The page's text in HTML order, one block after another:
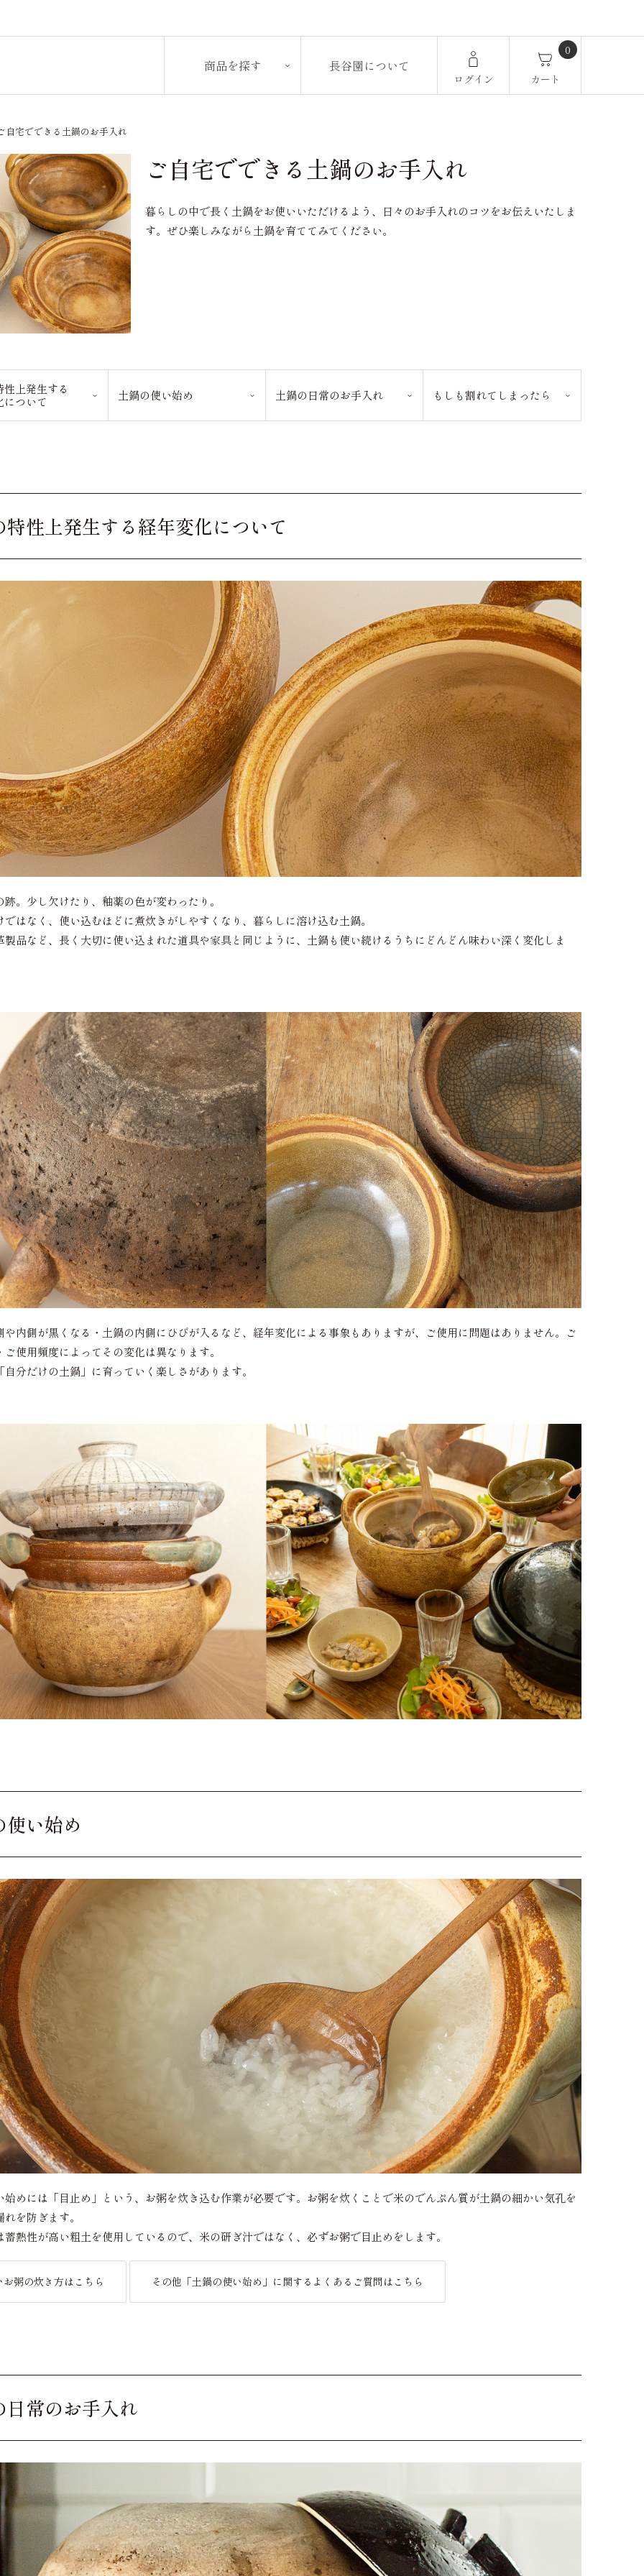
商品を探す 長谷園について
ログイン
0
カート
宅でできる土鍋のお手入れ
ご自宅でできる土鍋のお手入れ
暮らしの中で長く土鍋をお使いいただけるよう、日々のお手入れのコツをお伝えいたしま
す。ぜひ楽しみながら土鍋を育ててみてください。
上発生する
について
土鍋の使い始め 土鍋の日常のお手入れ もしも割れてしまったら
特性上発生する経年変化について
。少し欠けたり、釉薬の色が変わったり。
ではなく、使い込むほどに煮炊きがしやすくなり、暮らしに溶け込む土鍋。
製品など、長く大切に使い込まれた道具や家具と同じように、土鍋も使い続けるうちにどんどん味わい深く変化しま
や内側が黒くなる・土鍋の内側にひびが入るなど、経年変化による事象もありますが、ご使用に問題はありません。ご
使用頻度によってその変化は異なります。
分だけの土鍋」に育っていく楽しさがあります。
い始め
始めには「目止め」という、お粥を炊き込む作業が必要です。お粥を炊くことで米のでんぷん質が土鍋の細かい気孔を
を防ぎます。
蓄熱性が高い粗土を使用しているので、米の研ぎ汁ではなく、必ずお粥で目止めをします。
粥の炊き方はこちら その他「土鍋の使い始め」に関するよくあるご質問はこちら
日常のお手入れ